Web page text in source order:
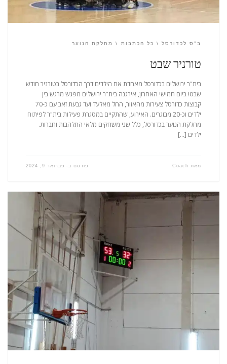
ב"ס לכדורסל כל הכתבות מחלקת הנוער
טורניר שבט
בית"ר ירושלים בכדורסל מאחדת את הילדים דרך הכדורסל בטורניר חודש
שבט! ביום חמישי האחרון, אירגנה בית"ר ירושלים מפגש מרגש בין
קבוצות כדורסל צעירות מהאזור, החל מאלעד ועד גבעת זאב עם כ-70
ילדים וכ-20 מבוגרים. האירוע, שהתקיים במסגרת פעילות בית"ר לפיתוח
מחלקת הנוער בכדורסל, כלל שני משחקים מלאי התלהבות וחברות.
ילדים […]
מאת Coach פורסם ב- פברואר 9, 2024